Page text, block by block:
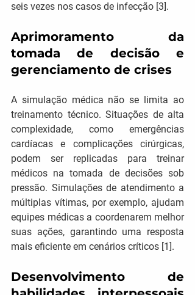
seis vezes nos casos de infecção [3]​.
Aprimoramento da
tomada de decisão e
gerenciamento de crises
A simulação médica não se limita ao
treinamento técnico. Situações de alta
complexidade, como emergências
cardíacas e complicações cirúrgicas,
podem ser replicadas para treinar
médicos na tomada de decisões sob
pressão. Simulações de atendimento a
múltiplas vítimas, por exemplo, ajudam
equipes médicas a coordenarem melhor
suas ações, garantindo uma resposta
mais eficiente em cenários críticos [1].
Desenvolvimento de